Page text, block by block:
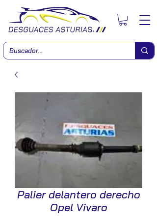
Palier delantero derecho
Opel Vivaro